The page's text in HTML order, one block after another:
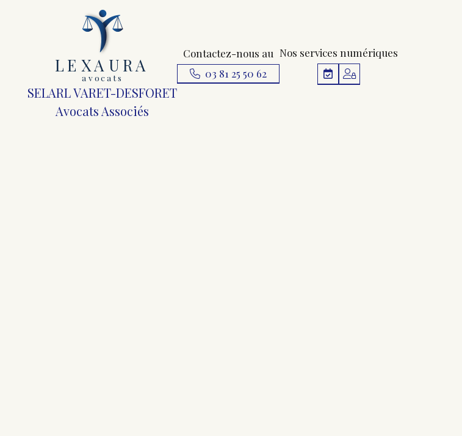
LE XA URA
a v ocats
SELARL VARET-DESFORET
Avocats Associés
Contactez-nous au
03 81 25 50 62
Nos services numériques